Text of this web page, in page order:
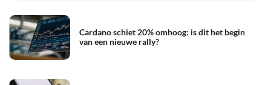
Cardano schiet 20% omhoog: is dit het begin
van een nieuwe rally?